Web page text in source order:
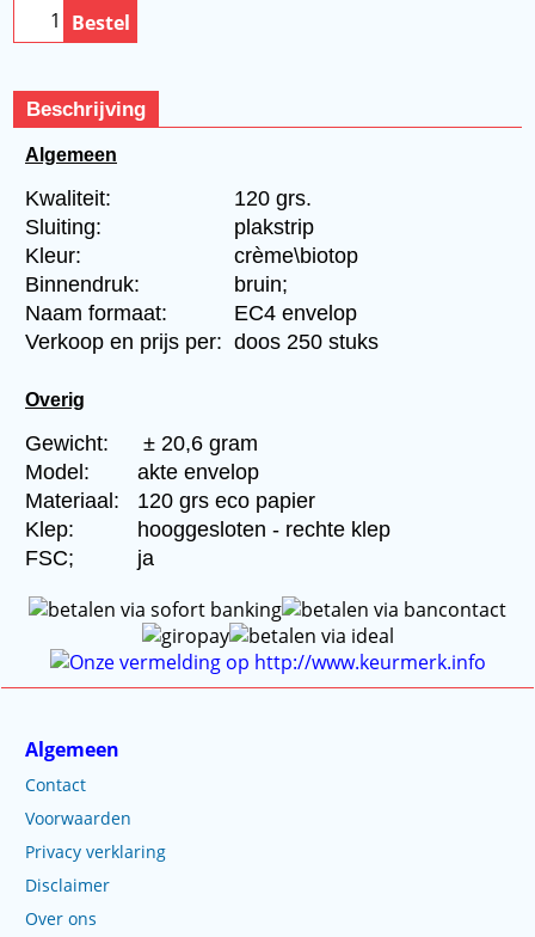
Bestel
Beschrijving
Algemeen
Kwaliteit:
120 grs.
Sluiting:
plakstrip
Kleur:
crème\biotop
Binnendruk:
bruin;
Naam formaat:
EC4 envelop
Verkoop en prijs per: doos 250 stuks
Overig
Gewicht:
± 20,6 gram
Model:
akte envelop
Materiaal: 120 grs eco papier
Klep:
hooggesloten - rechte klep
FSC;
ja
Algemeen
Contact
Voorwaarden
Privacy verklaring
Disclaimer
Over ons